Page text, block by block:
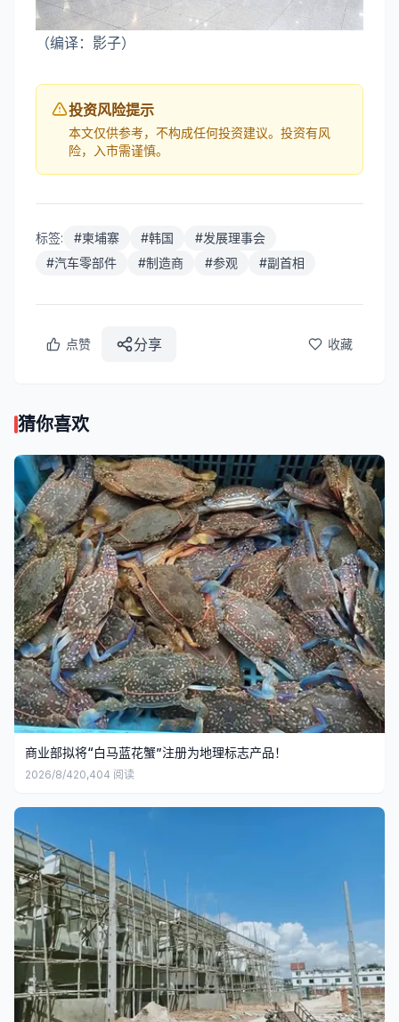
（编译：影子）
投资风险提示
本文仅供参考，不构成任何投资建议。投资有风
险，入市需谨慎。
标签: #柬埔寨 #韩国 #发展理事会
#汽车零部件 #制造商 #参观 #副首相
点赞 分享 收藏
猜你喜欢
商业部拟将“白马蓝花蟹”注册为地理标志产品！
2026/8/420,404 阅读